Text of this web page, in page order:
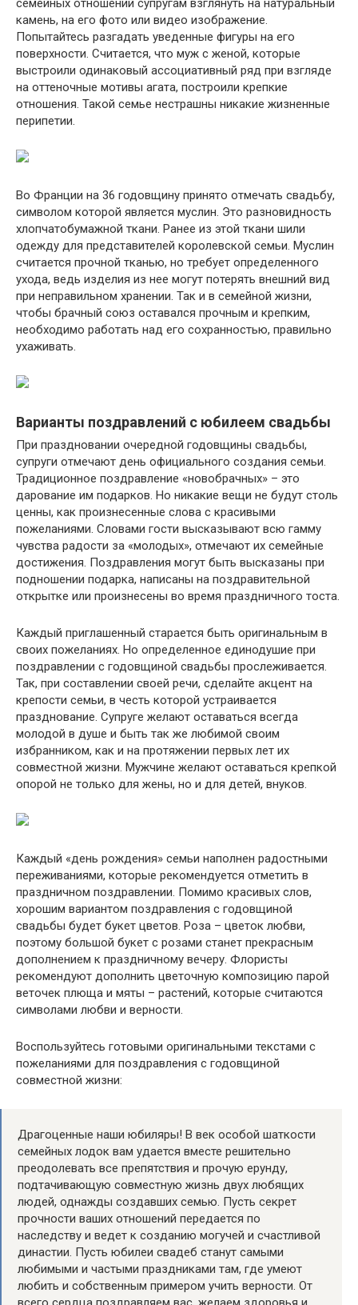
семейных отношений супругам взглянуть на натуральный
камень, на его фото или видео изображение.
Попытайтесь разгадать уведенные фигуры на его
поверхности. Считается, что муж с женой, которые
выстроили одинаковый ассоциативный ряд при взгляде
на оттеночные мотивы агата, построили крепкие
отношения. Такой семье нестрашны никакие жизненные
перипетии.
Во Франции на 36 годовщину принято отмечать свадьбу,
символом которой является муслин. Это разновидность
хлопчатобумажной ткани. Ранее из этой ткани шили
одежду для представителей королевской семьи. Муслин
считается прочной тканью, но требует определенного
ухода, ведь изделия из нее могут потерять внешний вид
при неправильном хранении. Так и в семейной жизни,
чтобы брачный союз оставался прочным и крепким,
необходимо работать над его сохранностью, правильно
ухаживать.
Варианты поздравлений с юбилеем свадьбы
При праздновании очередной годовщины свадьбы,
супруги отмечают день официального создания семьи.
Традиционное поздравление «новобрачных» – это
дарование им подарков. Но никакие вещи не будут столь
ценны, как произнесенные слова с красивыми
пожеланиями. Словами гости высказывают всю гамму
чувства радости за «молодых», отмечают их семейные
достижения. Поздравления могут быть высказаны при
подношении подарка, написаны на поздравительной
открытке или произнесены во время праздничного тоста.
Каждый приглашенный старается быть оригинальным в
своих пожеланиях. Но определенное единодушие при
поздравлении с годовщиной свадьбы прослеживается.
Так, при составлении своей речи, сделайте акцент на
крепости семьи, в честь которой устраивается
празднование. Супруге желают оставаться всегда
молодой в душе и быть так же любимой своим
избранником, как и на протяжении первых лет их
совместной жизни. Мужчине желают оставаться крепкой
опорой не только для жены, но и для детей, внуков.
Каждый «день рождения» семьи наполнен радостными
переживаниями, которые рекомендуется отметить в
праздничном поздравлении. Помимо красивых слов,
хорошим вариантом поздравления с годовщиной
свадьбы будет букет цветов. Роза – цветок любви,
поэтому большой букет с розами станет прекрасным
дополнением к праздничному вечеру. Флористы
рекомендуют дополнить цветочную композицию парой
веточек плюща и мяты – растений, которые считаются
символами любви и верности.
Воспользуйтесь готовыми оригинальными текстами с
пожеланиями для поздравления с годовщиной
совместной жизни:
Драгоценные наши юбиляры! В век особой шаткости
семейных лодок вам удается вместе решительно
преодолевать все препятствия и прочую ерунду,
подтачивающую совместную жизнь двух любящих
людей, однажды создавших семью. Пусть секрет
прочности ваших отношений передается по
наследству и ведет к созданию могучей и счастливой
династии. Пусть юбилеи свадеб станут самыми
любимыми и частыми праздниками там, где умеют
любить и собственным примером учить верности. От